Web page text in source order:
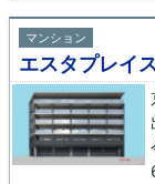
マンション
エスタプレイ